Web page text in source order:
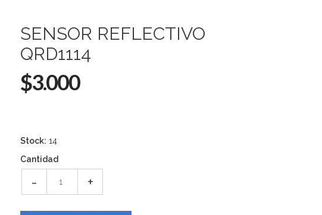
SENSOR REFLECTIVO
QRD1114
$3.000
Stock: 14
Cantidad
- +